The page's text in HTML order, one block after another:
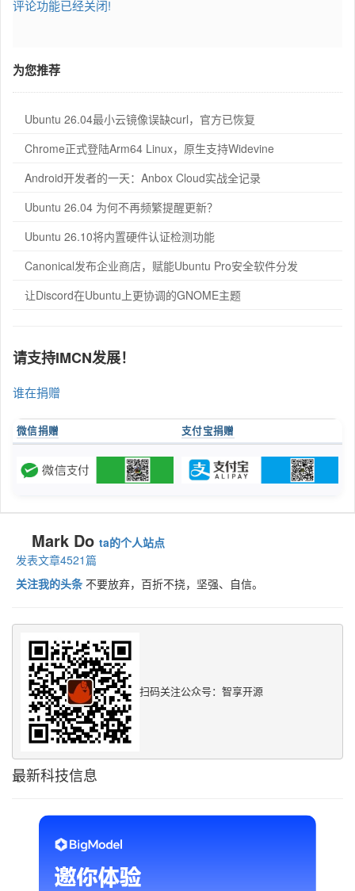
评论功能已经关闭!
为您推荐
Ubuntu 26.04最小云镜像误缺curl，官方已恢复
Chrome正式登陆Arm64 Linux，原生支持Widevine
Android开发者的一天：Anbox Cloud实战全记录
Ubuntu 26.04 为何不再频繁提醒更新？
Ubuntu 26.10将内置硬件认证检测功能
Canonical发布企业商店，赋能Ubuntu Pro安全软件分发
让Discord在Ubuntu上更协调的GNOME主题
请支持IMCN发展！
谁在捐赠
微信捐赠 支付宝捐赠
Mark Do ta的个人站点
发表文章4521篇
关注我的头条 不要放弃，百折不挠，坚强、自信。
扫码关注公众号：智享开源
最新科技信息